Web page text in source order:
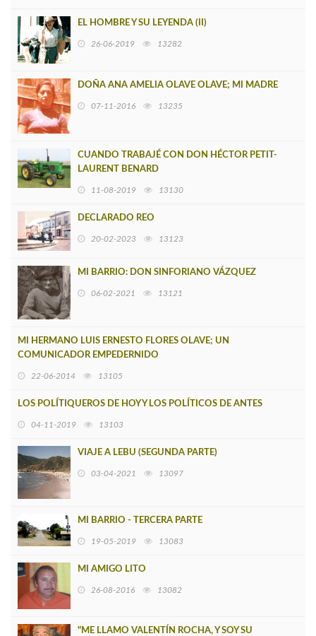
EL HOMBRE Y SU LEYENDA (II)
26-06-2019 13282
DOÑA ANA AMELIA OLAVE OLAVE; MI MADRE
07-11-2016 13235
CUANDO TRABAJÉ CON DON HÉCTOR PETIT-
LAURENT BENARD
11-08-2019 13130
DECLARADO REO
20-02-2023 13123
MI BARRIO: DON SINFORIANO VÁZQUEZ
06-02-2021 13121
MI HERMANO LUIS ERNESTO FLORES OLAVE; UN
COMUNICADOR EMPEDERNIDO
22-06-2014 13105
LOS POLÍTIQUEROS DE HOY Y LOS POLÍTICOS DE ANTES
04-11-2019 13103
VIAJE A LEBU (SEGUNDA PARTE)
03-04-2021 13097
MI BARRIO - TERCERA PARTE
19-05-2019 13083
MI AMIGO LITO
26-08-2016 13082
"ME LLAMO VALENTÍN ROCHA, Y SOY SU